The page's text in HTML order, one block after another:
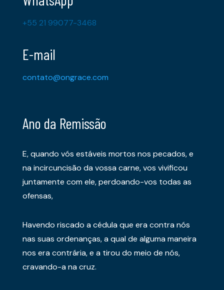
+55 21 99077-3468
E-mail
contato@ongrace.com
Ano da Remissão
E, quando vós estáveis mortos nos pecados, e
na incircuncisão da vossa carne, vos vivificou
juntamente com ele, perdoando-vos todas as
ofensas,
Havendo riscado a cédula que era contra nós
nas suas ordenanças, a qual de alguma maneira
nos era contrária, e a tirou do meio de nós,
cravando-a na cruz.